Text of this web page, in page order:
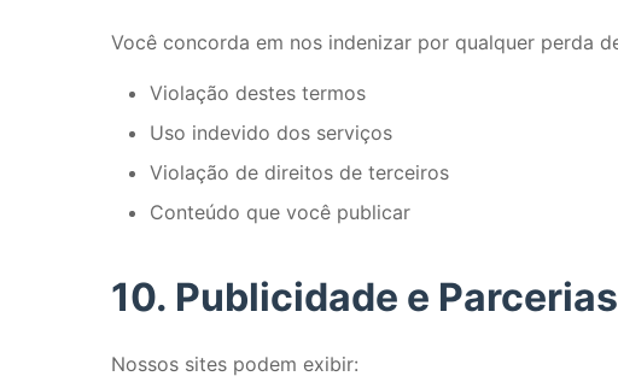
Você concorda em nos indenizar por qualquer perda
Violação destes termos
Uso indevido dos serviços
Violação de direitos de terceiros
Conteúdo que você publicar
10. Publicidade e Parcerias
Nossos sites podem exibir: